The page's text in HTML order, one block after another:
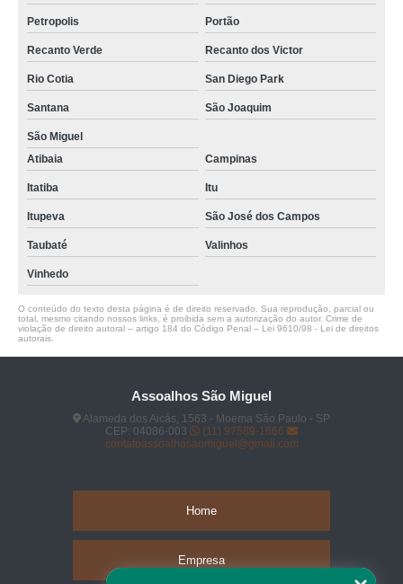
Petropolis Portão
Recanto Verde Recanto dos Victor
Rio Cotia San Diego Park
Santana São Joaquim
São Miguel
Atibaia
Campinas
Itatiba Itu
Itupeva São José dos Campos
Taubaté Valinhos
Vinhedo
O conteúdo do texto desta página é de direito reservado. Sua reprodução, parcial ou
total, mesmo citando nossos links, é proibida sem a autorização do autor. Crime de
violação de direito autoral – artigo 184 do Código Penal – Lei 9610/98 - Lei de direitos
autorais
Assoalhos São Miguel
Alameda dos Aicás, 1563 - Moema São Paulo - SP
CEP: 04086-003
(11) 97589-1666
contatoassoalhosaomiguel@gmail.com
Home
Empresa